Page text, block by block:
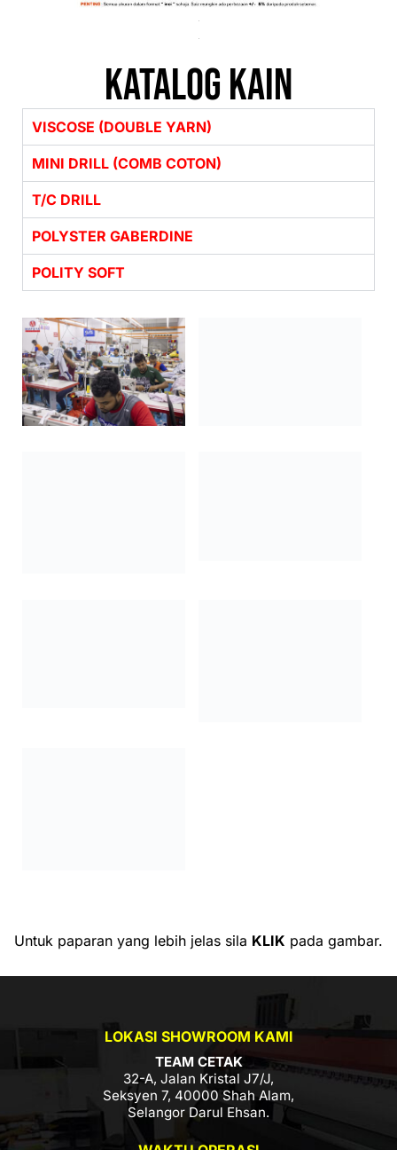
katalog kain
VISCOSE (DOUBLE YARN)
MINI DRILL (COMB COTON)
T/C DRILL
POLYSTER GABERDINE
POLITY SOFT
Untuk paparan yang lebih jelas sila KLIK pada gambar.
LOKASI SHOWROOM KAMI
TEAM CETAK
32-A, Jalan Kristal J7/J,
Seksyen 7, 40000 Shah Alam,
Selangor Darul Ehsan.